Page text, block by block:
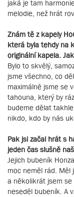
jaká je tam
melodie, než hrát
Znám tě z kapely
která byla tehdy na
originální kapela.
Bylo to skvělý,
jsme všechno, co
maximálně jsme se
tahouna, který by
budeme dělat
nikdo, kdo by nás
Pak jsi začal hrát s
jeden čas slušně
Jejich bubeník
moc neměl rád. Měl
a několikrát jsem
neseděl bubeník. A